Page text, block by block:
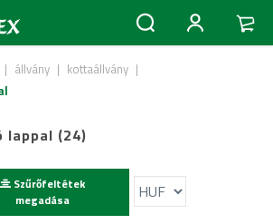
| állvány | kottaállvány |
lappal (24)
Szűrőfeltétek
megadása